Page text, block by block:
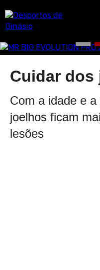
Cuidar dos
Com a idade e
joelhos ficam
lesões